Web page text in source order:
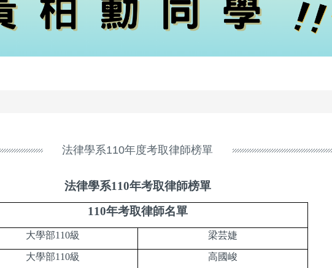
法律學系110年度考取律師榜單
法律學系110年考取律師榜單
110年考取律師名單
大學部110級 梁芸婕
大學部110級 高國峻